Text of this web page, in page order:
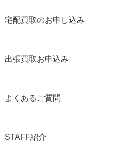
宅配買取のお申し込み
出張買取お申込み
よくあるご質問
STAFF紹介